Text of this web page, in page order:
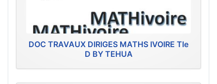
DOC TRAVAUX DIRIGES MATHS IVOIRE Tle
D BY TEHUA